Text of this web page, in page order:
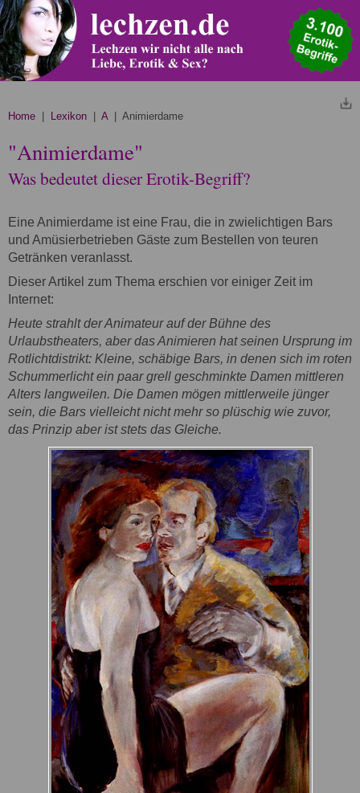
Home Lexikon A | Animierdame
"Animierdame"
Was bedeutet dieser Erotik-Begriff?
Eine Animierdame ist eine Frau, die in zwielichtigen Bars
und Amüsierbetrieben Gäste zum Bestellen von teuren
Getränken veranlasst.
Dieser Artikel zum Thema erschien vor einiger Zeit im
Internet:
Heute strahlt der Animateur auf der Bühne des
Urlaubstheaters, aber das Animieren hat seinen Ursprung im
Rotlichtdistrikt: Kleine, schäbige Bars, in denen sich im roten
Schummerlicht ein paar grell geschminkte Damen mittleren
Alters langweilen. Die Damen mögen mittlerweile jünger
sein, die Bars vielleicht nicht mehr so plüschig wie zuvor,
das Prinzip aber ist stets das Gleiche.